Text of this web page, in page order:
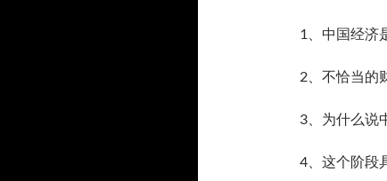
1、中国经济
2、不恰当的
3、为什么说
4、这个阶段